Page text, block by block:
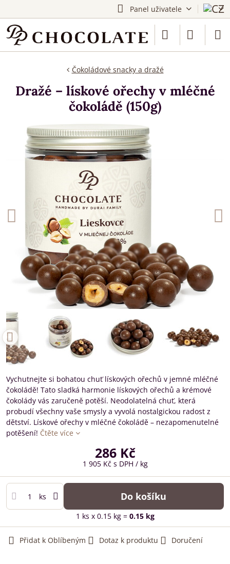
Panel uživatele
Čokoládové snacky a dražé
Dražé – lískové ořechy v mléčné
čokoládě (150g)
Vychutnejte si bohatou chuť lískových ořechů v jemné mléčné
čokoládě! Tato sladká harmonie lískových ořechů a krémové
čokolády vás zaručeně potěší. Neodolatelná chuť, která
probudí všechny vaše smysly a vyvolá nostalgickou radost z
dětství. Lískové ořechy v mléčné čokoládě – nezapomenutelné
potěšení! Čtěte více
286 Kč
1 905 Kč s DPH / kg
ks Do košíku
1 ks x 0.15 kg = 0.15kg
Přidat k Oblíbeným Dotaz k produktu Doručení